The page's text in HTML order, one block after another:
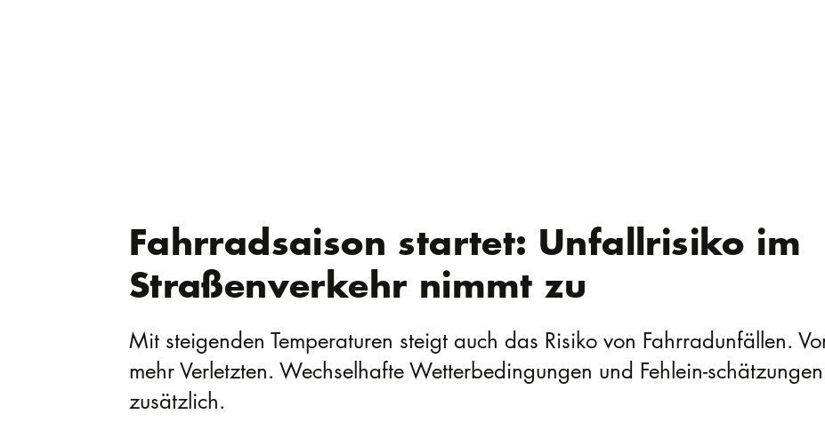
Fahrradsaison startet: Unfallrisiko im
Straßenverkehr nimmt zu
Mit steigenden Temperaturen steigt auch das Risiko von Fahrradunfällen.
mehr Verletzten. Wechselhafte Wetterbedingungen und Fehlein-
zusätzlich.